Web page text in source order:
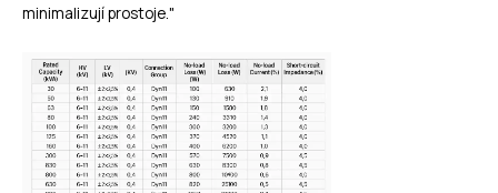
minimalizují prostoje."